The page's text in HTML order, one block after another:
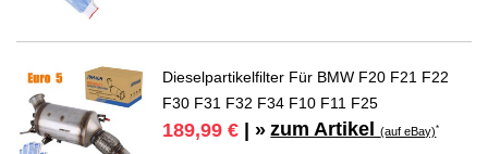
Dieselpartikelfilter Für BMW F20 F21 F22
F30 F31 F32 F34 F10 F11 F25
189,99 € | » zum Artikel(auf eBay)*